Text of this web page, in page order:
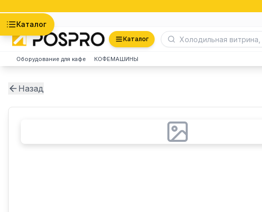
Каталог
Каталог
Оборудование для кафе КОФЕМАШИНЫ
Назад